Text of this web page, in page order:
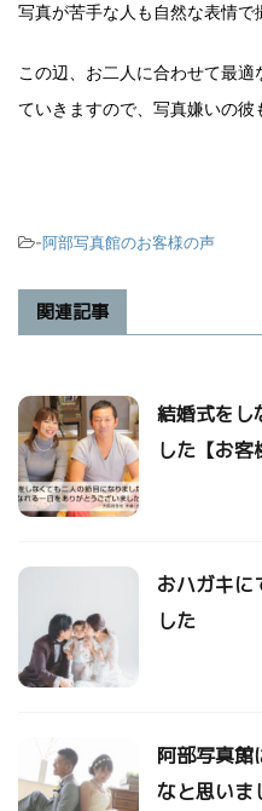
写真が苦手な人も自然な表情で
この辺、お二人に合わせて最
ていきますので、写真嫌いの彼
-阿部写真館のお客様の声
関連記事
結婚式をし
した【お客
おハガキに
した
阿部写真館
なと思いま